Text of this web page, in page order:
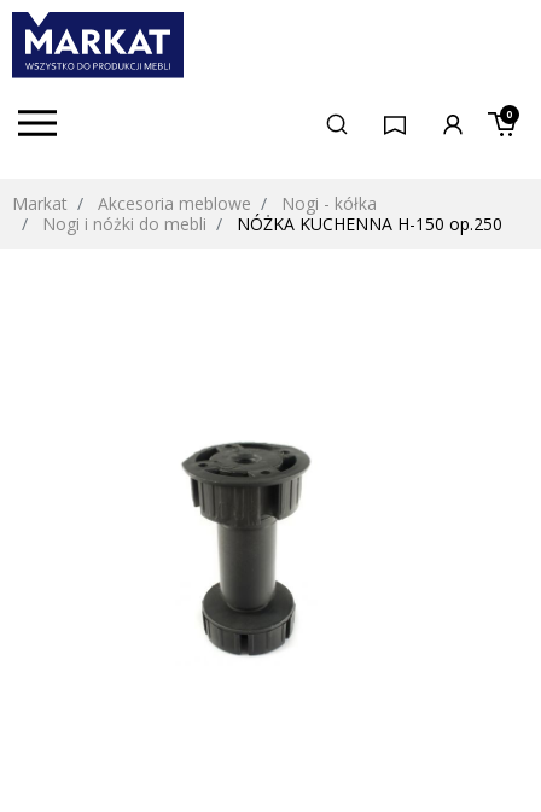
0
Markat Akcesoria meblowe
Nogi - kółka
Nogi i nóżki do mebli
NÓŻKA KUCHENNA H-150 op.250